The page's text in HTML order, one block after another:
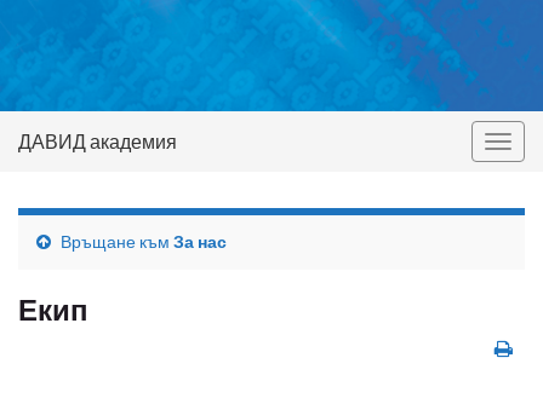
ДАВИД академия
Връщане към За нас
Екип